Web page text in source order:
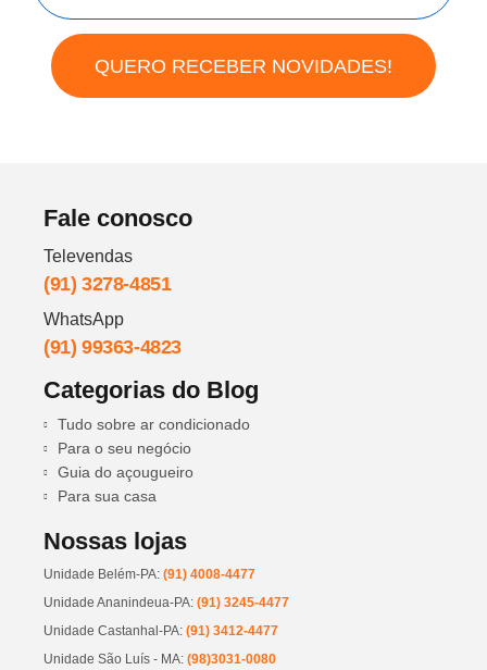
QUERO RECEBER NOVIDADES!
Fale conosco
Televendas
(91) 3278-4851
WhatsApp
(91) 99363-4823
Categorias do Blog
Tudo sobre ar condicionado
Para o seu negócio
Guia do açougueiro
Para sua casa
Nossas lojas
Unidade Belém-PA: (91) 4008-4477
Unidade Ananindeua-PA: (91) 3245-4477
Unidade Castanhal-PA: (91) 3412-4477
Unidade São Luís - MA: (98)3031-0080